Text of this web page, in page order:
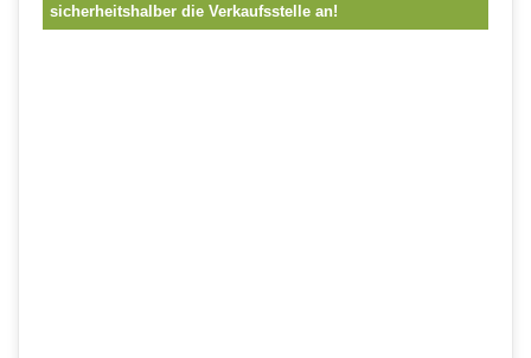
sicherheitshalber die Verkaufsstelle an!